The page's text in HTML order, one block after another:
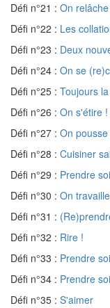
Défi n°21 : On
Défi n°22 : Les
Défi n°23 : Deux
Défi n°24 : On se
Défi n°25 : Toujours
Défi n°26 : On s'étire !
Défi n°27 : On
Défi n°28 : Cuisiner
Défi n°29 : Prendre
Défi n°30 : On
Défi n°31 :
Défi n°32 : Rire !
Défi n°33 : Prendre
Défi n°34 : Prendre
Défi n°35 : S'aimer